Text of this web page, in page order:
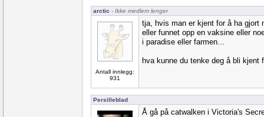
arctic - Ikke medlem lenger
Antall innlegg:
931
tja, hvis man er kjent for å ha gjort
eller funnet opp en vaksine eller
i paradise eller farmen...
hva kunne du tenke deg å bli kjent
Persilleblad
Å gå på catwalken i Victoria's